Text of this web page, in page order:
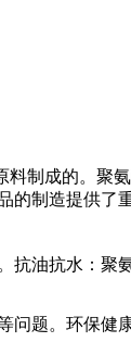
料制成的。聚
制造提供
油抗水：聚
题。环保